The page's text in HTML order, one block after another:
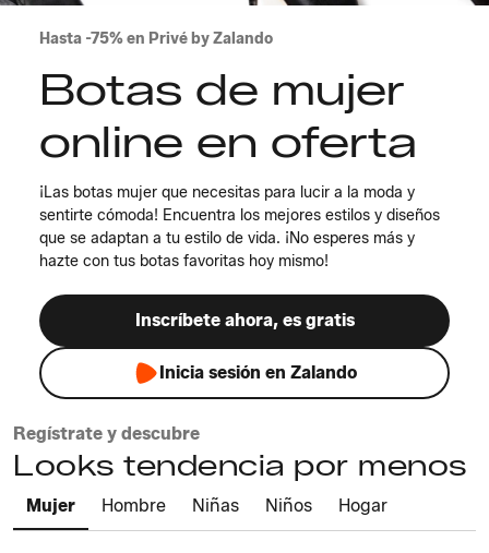
Hasta -75% en Privé by Zalando
Botas de mujer
online en oferta
¡Las botas mujer que necesitas para lucir a la moda y
sentirte cómoda! Encuentra los mejores estilos y diseños
que se adaptan a tu estilo de vida. ¡No esperes más y
hazte con tus botas favoritas hoy mismo!
Inscríbete ahora, es gratis
Inicia sesión en Zalando
Regístrate y descubre
Looks tendencia por menos
Mujer Hombre Niñas Niños Hogar